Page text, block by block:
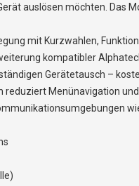
auslösen möchten. Das
mit Kurzwahlen,
kompatibler
Gerätetausch –
reduziert Menünavigation